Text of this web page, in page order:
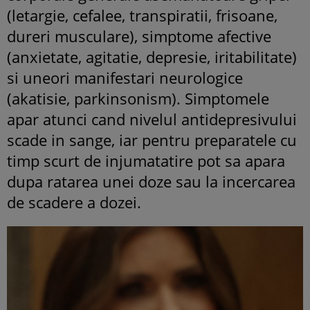
(letargie, cefalee, transpiratii, frisoane,
dureri musculare), simptome afective
(anxietate, agitatie, depresie, iritabilitate)
si uneori manifestari neurologice
(akatisie, parkinsonism). Simptomele
apar atunci cand nivelul antidepresivului
scade in sange, iar pentru preparatele cu
timp scurt de injumatatire pot sa apara
dupa ratarea unei doze sau la incercarea
de scadere a dozei.